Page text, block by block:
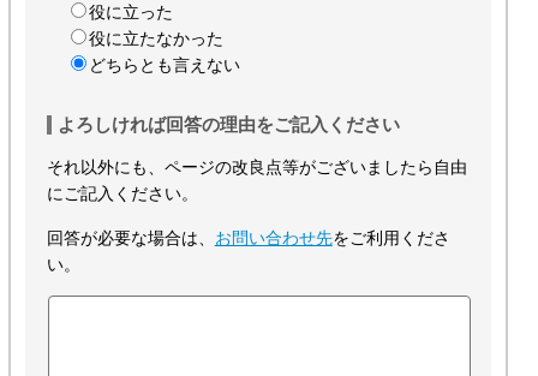
役に立った
役に立たなかった
どちらとも言えない
よろしければ回答の理由をご記入ください
それ以外にも、ページの改良点等がございましたら自由
にご記入ください。
回答が必要な場合は、 お問い合わせ先をご利用くださ
い。